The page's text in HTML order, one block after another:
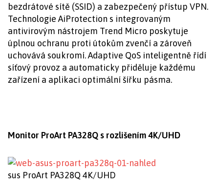
bezdrátové sítě (SSID) a zabezpečený přístup VPN.
Technologie AiProtection s integrovaným
antivirovým nástrojem Trend Micro poskytuje
úplnou ochranu proti útokům zvenčí a zároveň
uchovává soukromí. Adaptive QoS inteligentně řídí
síťový provoz a automaticky přiděluje každému
zařízení a aplikaci optimální šířku pásma.
Monitor ProArt PA328Q s rozlišením 4K/UHD
sus ProArt PA328Q 4K/UHD